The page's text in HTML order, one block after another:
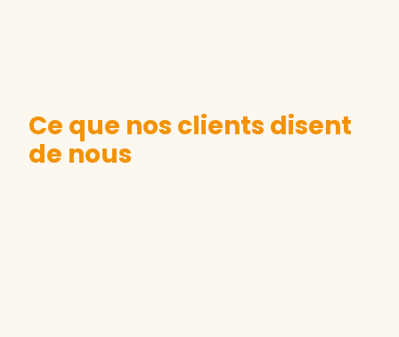
Ce que nos clients disent
de nous